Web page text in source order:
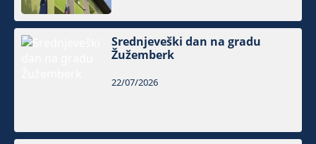
Srednjeveški dan na gradu
Žužemberk
22/07/2026